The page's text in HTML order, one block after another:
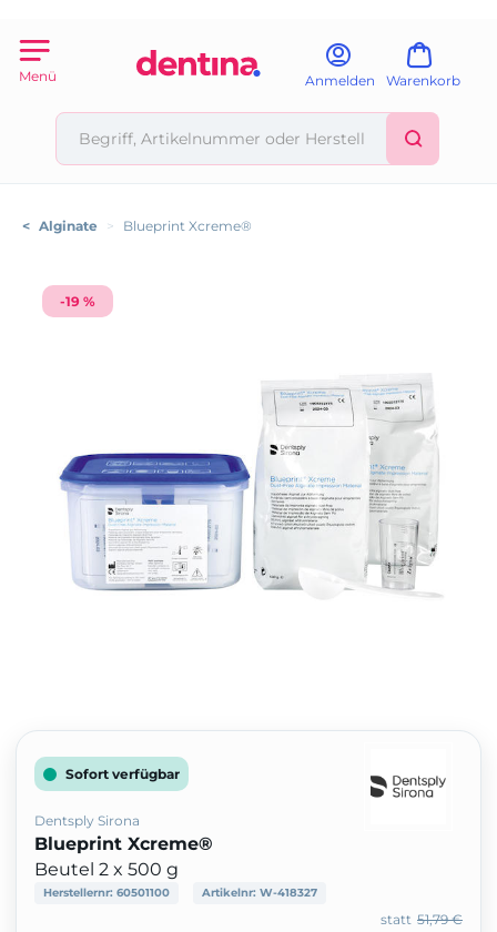
Menü Anmelden Warenkorb
< Alginate > Blueprint Xcreme®
-19 %
Sofort verfügbar
Dentsply Sirona
Blueprint Xcreme®
Beutel 2 x 500 g
Herstellernr: 60501100 Artikelnr: W-418327
51,79 €
statt